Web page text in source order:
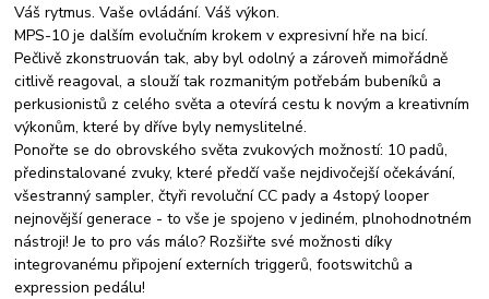
Váš rytmus. Vaše ovládání. Váš výkon.
MPS-10 je dalším evolučním krokem v expresivní hře na bicí.
Pečlivě zkonstruován tak, aby byl odolný a zároveň mimořádně
citlivě reagoval, a slouží tak rozmanitým potřebám bubeníků a
perkusionistů z celého světa a otevírá cestu k novým a kreativním
výkonům, které by dříve byly nemyslitelné.
Ponořte se do obrovského světa zvukových možností: 10 padů,
předinstalované zvuky, které předčí vaše nejdivočejší očekávání,
všestranný sampler, čtyři revoluční CC pady a 4stopý looper
nejnovější generace - to vše je spojeno v jediném, plnohodnotném
nástroji! Je to pro vás málo? Rozšiřte své možnosti díky
integrovanému připojení externích triggerů, footswitchů a
expression pedálu!